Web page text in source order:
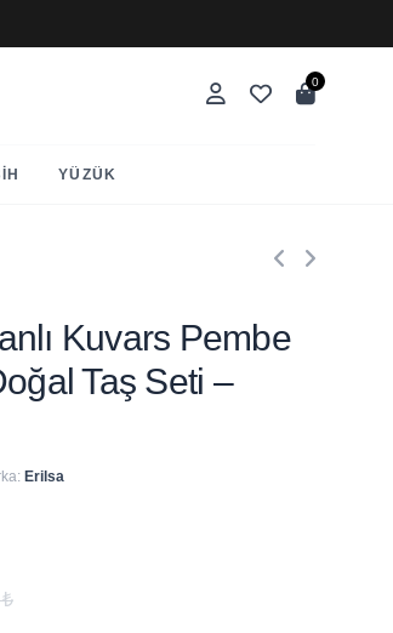
0
YÜZÜK
Kuvars Pembe
Taş Seti –
Erilsa